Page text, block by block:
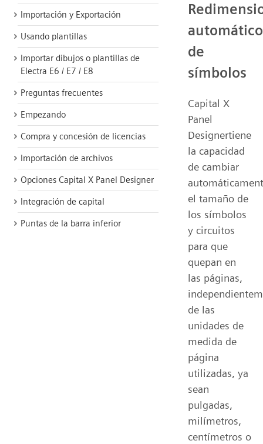
Importación y Exportación
Usando plantillas
Importar dibujos o plantillas de
Electra E6 / E7 / E8
Preguntas frecuentes
Empezando
Compra y concesión de licencias
Importación de archivos
Opciones Capital X Panel Designer
Integración de capital
Puntas de la barra inferior
automático
de
símbolos
Capital X
Panel
Designertiene
la capacidad
de cambiar
el tamaño de
los símbolos
y circuitos
para que
quepan en
las páginas,
de las
unidades de
medida de
página
utilizadas, ya
sean
pulgadas,
milímetros,
centímetros o